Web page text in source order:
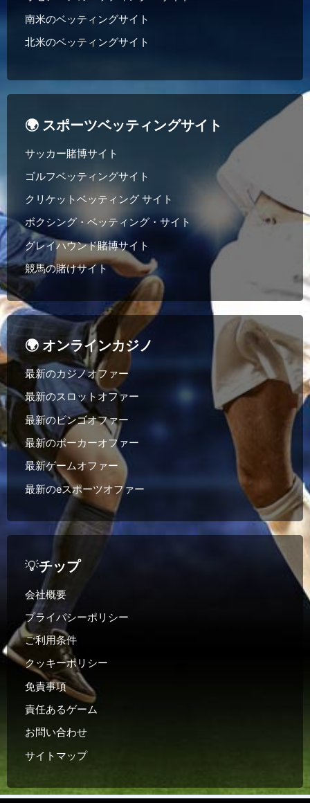
南米のベッティングサイト
北米のベッティングサイト
🌍 スポーツベッティングサイト
サッカー賭博サイト
ゴルフベッティングサイト
クリケットベッティング サイト
ボクシング・ベッティング・サイト
グレイハウンド賭博サイト
競馬の賭けサイト
🌍 オンラインカジノ
最新のカジノオファー
最新のスロットオファー
最新のビンゴオファー
最新のポーカーオファー
最新ゲームオファー
最新のeスポーツオファー
💡チップ
会社概要
プライバシーポリシー
ご利用条件
クッキーポリシー
免責事項
責任あるゲーム
お問い合わせ
サイトマップ